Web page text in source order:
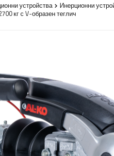
устройства
Инерционни
кг с V-образен теглич